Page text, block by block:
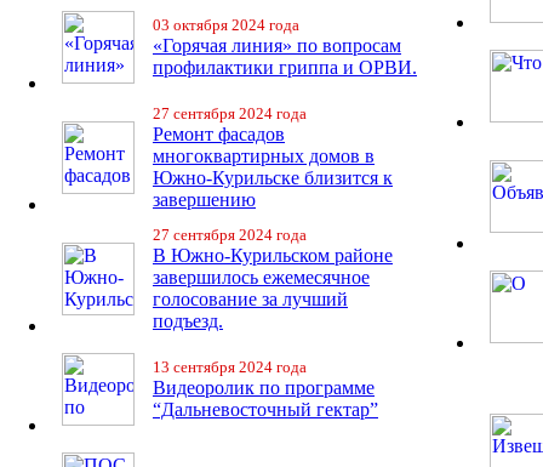
03 октября 2024 года
«Горячая линия» по вопросам
профилактики гриппа и ОРВИ.
27 сентября 2024 года
Ремонт фасадов
многоквартирных домов в
Южно-Курильске близится к
завершению
27 сентября 2024 года
В Южно-Курильском районе
завершилось ежемесячное
голосование за лучший
подъезд.
13 сентября 2024 года
Видеоролик по программе
“Дальневосточный гектар”